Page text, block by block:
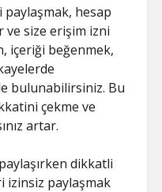
hesap
size erişim izni
içeriği beğenmek,
bulunabilirsiniz. Bu
çekme ve
artar.
dikkatli
izinsiz paylaşmak